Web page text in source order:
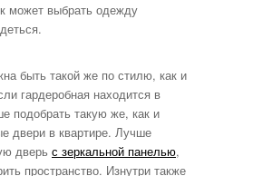
может выбрать одежду
быть такой же по стилю, как и
гардеробная находится в
подобрать такую же, как и
двери в квартире. Лучше
дверь с зеркальной панелью,
пространство. Изнутри также